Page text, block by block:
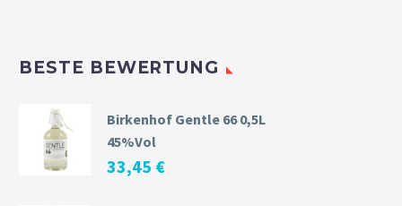
BESTE BEWERTUNG
Birkenhof Gentle 66 0,5L
45%Vol
33,45 €